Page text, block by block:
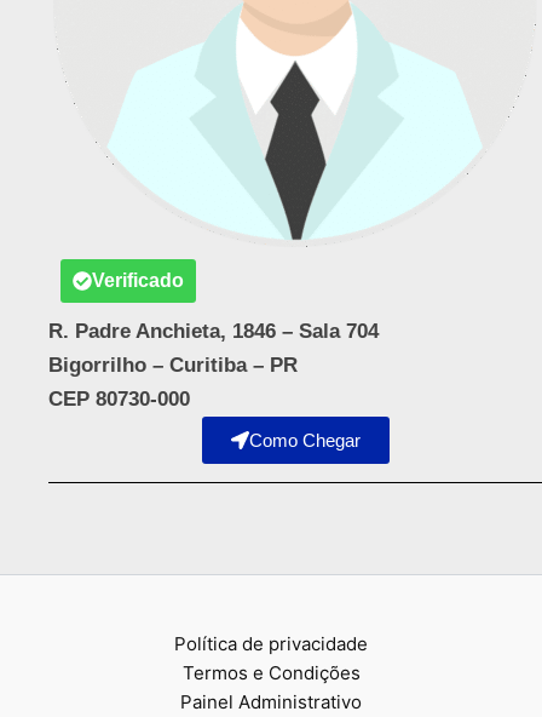
Verificado
R. Padre Anchieta, 1846 – Sala 704
Bigorrilho – Curitiba – PR
CEP 80730-000
Como Chegar
Política de privacidade
Termos e Condições
Painel Administrativo